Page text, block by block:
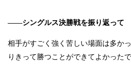
――シングルス決勝戦を振り返って
相手がすごく強く苦しい場面は多か
りきって勝つことができてよかったで